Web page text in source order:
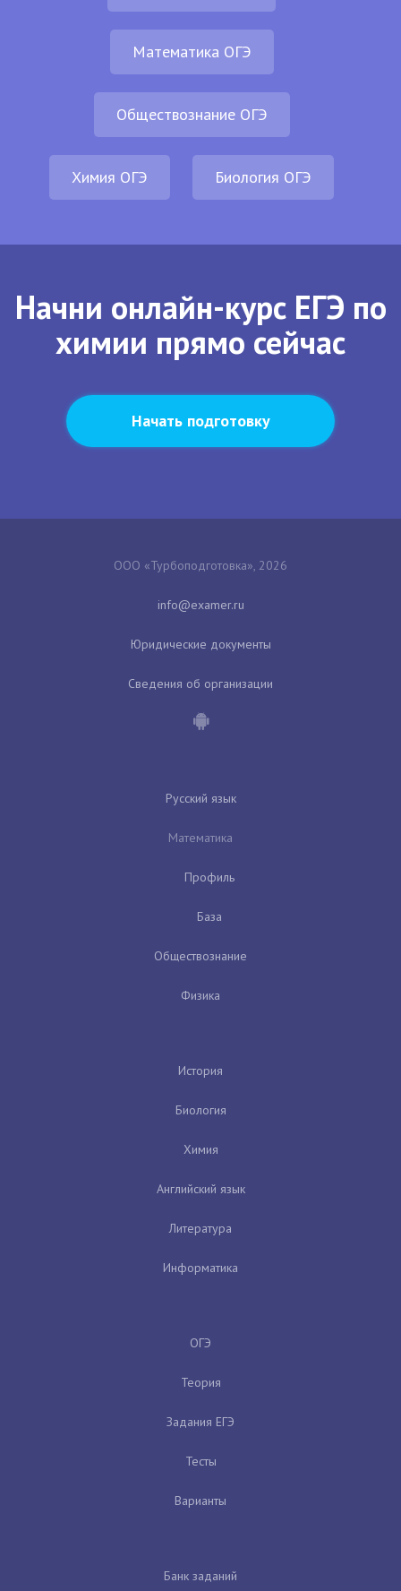
Математика ОГЭ
Обществознание ОГЭ
Химия ОГЭ Биология ОГЭ
Начни онлайн-курс ЕГЭ по
химии прямо сейчас
Начать подготовку
ООО «Турбоподготовка», 2026
Юридические документы
Сведения об организации
Русский язык
Математика
Профиль
База
Обществознание
Физика
История
Биология
Химия
Английский язык
Литература
Информатика
ОГЭ
Теория
Задания ЕГЭ
Тесты
Варианты
Банк заданий